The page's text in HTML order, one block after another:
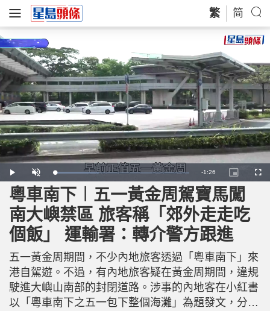
繁 简
P
l
a
y
U
n
m
u
t
L
o
d
3
.
0
7
R
e
m
a
n
n
-1:26
P
i
c
t
u
r
c
t
e
F
u
粵車南下︱五一黃金周駕寶馬闖
南大嶼禁區 旅客稱「郊外走走吃
個飯」 運輸署：轉介警方跟進
五一黃金周期間，不少內地旅客透過「粵車南下」來
港自駕遊。不過，有內地旅客疑在黃金周期間，違規
駛進大嶼山南部的封閉道路。涉事的內地客在小紅書
以「粵車南下之五一包下整個海灘」為題發文，分享